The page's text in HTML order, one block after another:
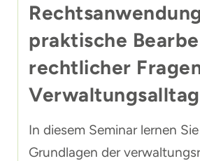
praktische
rechtlicher
Verwaltungsalltag
In diesem Seminar lernen
Grundlagen der